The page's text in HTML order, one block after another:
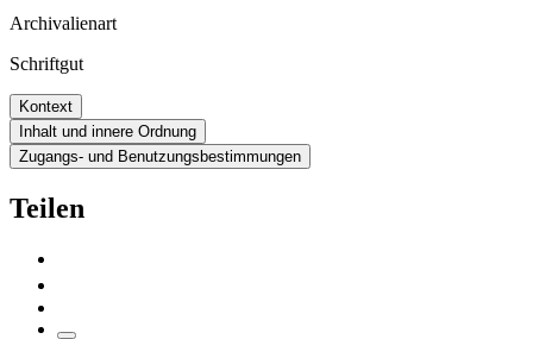
Archivalienart
Schriftgut
Kontext
Inhalt und innere Ordnung
Zugangs- und Benutzungsbestimmungen
Teilen